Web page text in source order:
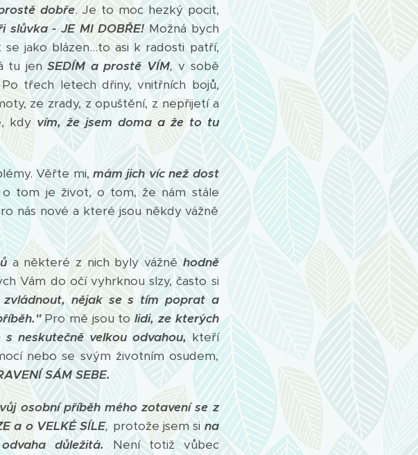
dobře. Je to moc hezký pocit,
slůvka - JE MI DOBŘE! Možná bych
jako blázen...to asi k radosti patří,
tu jenSEDÍM a prostě VÍM,v sobě
Po třech letech dřiny, vnitřních bojů,
ze zrady, z opuštění, z nepřijetí a
kdy vím, že jsem doma a že to tu
Věřte mi, mám jich víc než dost
tom je život, o tom, že nám stále
nás nové a které jsou někdy vážně
a některé z nich byly vážněhodně
Vám do očí vyhrknou slzy, často si
nějak se s tím poprat a
Pro mě jsou to lidi, ze kterých
s neskutečně velkou odvahou, kteří
nebo se svým životním osudem,
SÁM SEBE.
osobní příběh mého zotavení se z
a o VELKÉ SÍLE, protože jsem sina
důležitá. Není totiž vůbec